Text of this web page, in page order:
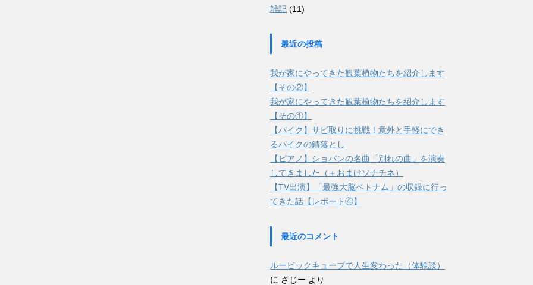
雑記 (11)
最近の投稿
我が家にやってきた観葉植物たちを紹介します
【その②】
我が家にやってきた観葉植物たちを紹介します
【その①】
【バイク】サビ取りに挑戦！意外と手軽にでき
るバイクの錆落とし
【ピアノ】ショパンの名曲「別れの曲」を演奏
してきました（＋おまけソナチネ）
【TV出演】「最強大脳ベトナム」の収録に行っ
てきた話【レポート④】
最近のコメント
ルービックキューブで人生変わった（体験談）
に さじー より